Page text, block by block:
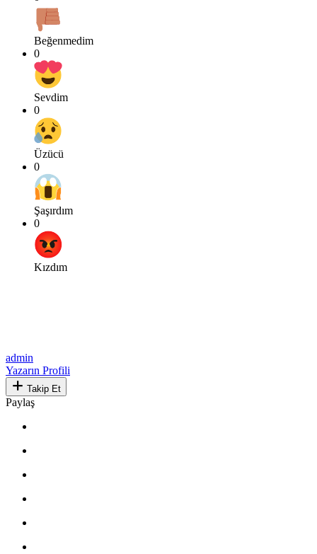
Beğenmedim
0
Sevdim
0
Üzücü
0
Şaşırdım
0
Kızdım
admin
Yazarın Profili
Takip Et
Paylaş